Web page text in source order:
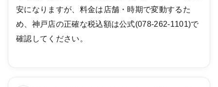
安になりますが、料金は店舗・時期で変動するた
め、神戸店の正確な税込額は公式(078-262-1101)で
確認してください。